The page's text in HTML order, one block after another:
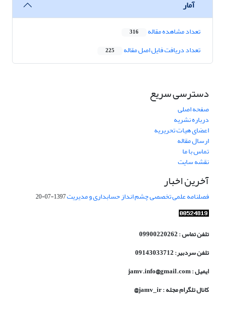
آمار
تعداد مشاهده مقاله 316
تعداد دریافت فایل اصل مقاله 225
دسترسی سریع
صفحه اصلی
درباره نشریه
اعضای هیات تحریریه
ارسال مقاله
تماس با ما
نقشه سایت
آخرین اخبار
فصلنامه علمی تخصصی چشم انداز حسابداری و مدیریت1397-07-20
تلفن تماس : 09900220262
تلفن سردبیر: 09143033712
ایمیل : jamv.info@gmail.com
کانال تلگرام مجله : jamv_ir@